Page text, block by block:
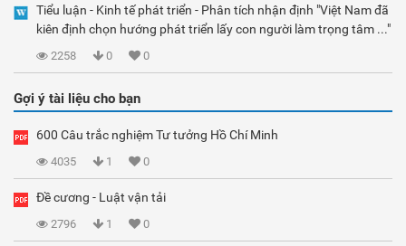
Tiểu luận - Kinh tế phát triển - Phân tích nhận định "Việt Nam đã
kiên định chọn hướng phát triển lấy con người làm trọng tâm ..."
2258 0 0
Gợi ý tài liệu cho bạn
600 Câu trắc nghiệm Tư tưởng Hồ Chí Minh
4035 1 0
Đề cương - Luật vận tải
2796 1 0